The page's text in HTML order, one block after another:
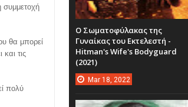
συμμετοχή
θα μπορεί
τις
πολύ
Ο Σωματοφύλακας της
Γυναίκας του Εκτελεστή -
Hitman's Wife's Bodyguard
(2021)
Mar 18, 2022